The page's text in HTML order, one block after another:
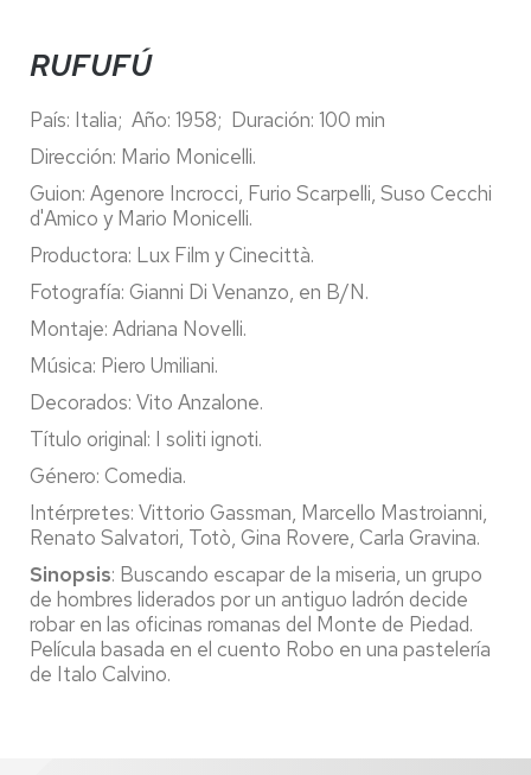
RUFUFÚ
País: Italia; Año: 1958; Duración: 100 min
Dirección: Mario Monicelli.
Guion: Agenore Incrocci, Furio Scarpelli, Suso Cecchi
d'Amico y Mario Monicelli.
Productora: Lux Film y Cinecittà.
Fotografía: Gianni Di Venanzo, en B/N.
Montaje: Adriana Novelli.
Música: Piero Umiliani.
Decorados: Vito Anzalone.
Título original: I soliti ignoti.
Género: Comedia.
Intérpretes: Vittorio Gassman, Marcello Mastroianni,
Renato Salvatori, Totò, Gina Rovere, Carla Gravina.
Sinopsis: Buscando escapar de la miseria, un grupo
de hombres liderados por un antiguo ladrón decide
robar en las oficinas romanas del Monte de Piedad.
Película basada en el cuento Robo en una pastelería
de Italo Calvino.